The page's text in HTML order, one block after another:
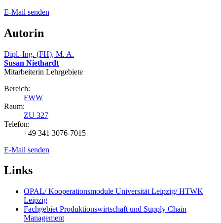
E-Mail senden
Autorin
Dipl.-Ing. (FH), M. A.
Susan Niethardt
Mitarbeiterin Lehrgebiete
Bereich:
FWW
Raum:
ZU 327
Telefon:
+49 341 3076-7015
E-Mail senden
Links
OPAL/ Kooperationsmodule Universität Leipzig/ HTWK
Leipzig
Fachgebiet Produktionswirtschaft und Supply Chain
Management